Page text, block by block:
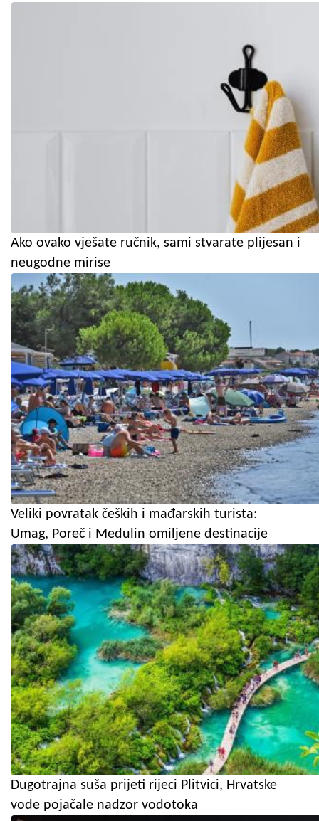
Ako ovako vješate ručnik, sami stvarate plijesan i
neugodne mirise
Veliki povratak čeških i mađarskih turista:
Umag, Poreč i Medulin omiljene destinacije
Dugotrajna suša prijeti rijeci Plitvici, Hrvatske
vode pojačale nadzor vodotoka